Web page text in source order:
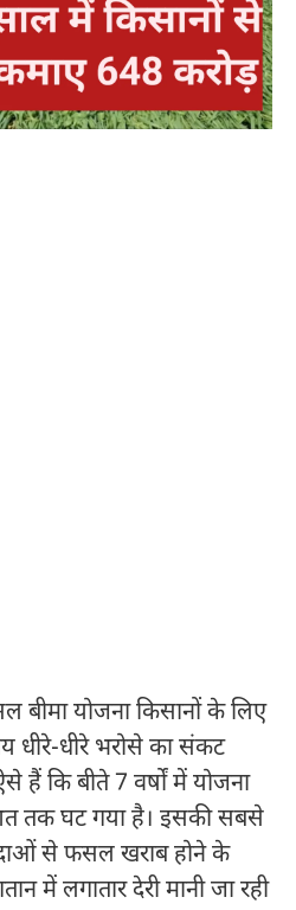
बीमा योजना किसानों के लिए
धीरे-धीरे भरोसे का संकट
हैं कि बीते 7 वर्षों में योजना
तक घट गया है। इसकी सबसे
से फसल खराब होने के
में लगातार देरी मानी जा रही